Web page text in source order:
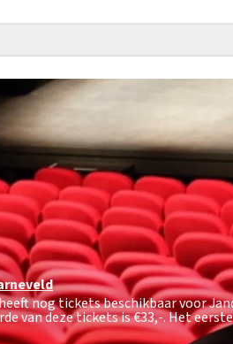
nog tickets beschikbaar voor
van deze tickets is€33,-. Het